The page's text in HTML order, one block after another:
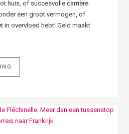
huis, of succesvolle carrière.
een groot vermogen, of
in overvloed hebt! Geld maakt